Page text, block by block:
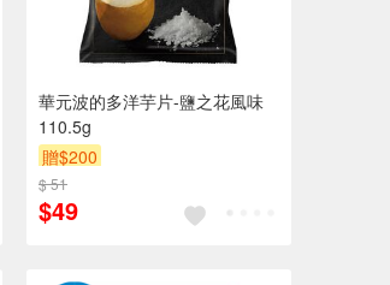
華元波的多洋芋片-鹽之花風味
110.5g
贈$200
$ 51
$49